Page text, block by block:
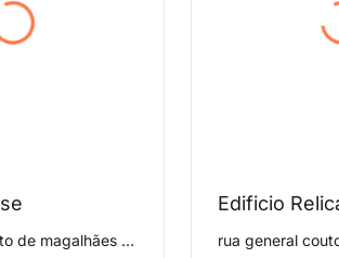
rua general couto de magalhães 1500, Higienópolis
Edificio